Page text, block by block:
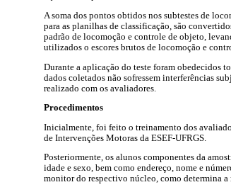
A soma dos pontos obtidos nos subtestes de
para as planilhas de classificação, são
padrão de locomoção e controle de objeto,
utilizados o escores brutos de locomoção e
Durante a aplicação do teste foram obedecidos
dados coletados não sofressem interferências
realizado com os avaliadores.
Procedimentos
Inicialmente, foi feito o treinamento dos
de Intervenções Motoras da ESEF-UFRGS.
Posteriormente, os alunos componentes da
idade e sexo, bem como endereço, nome e
monitor do respectivo núcleo, como determina